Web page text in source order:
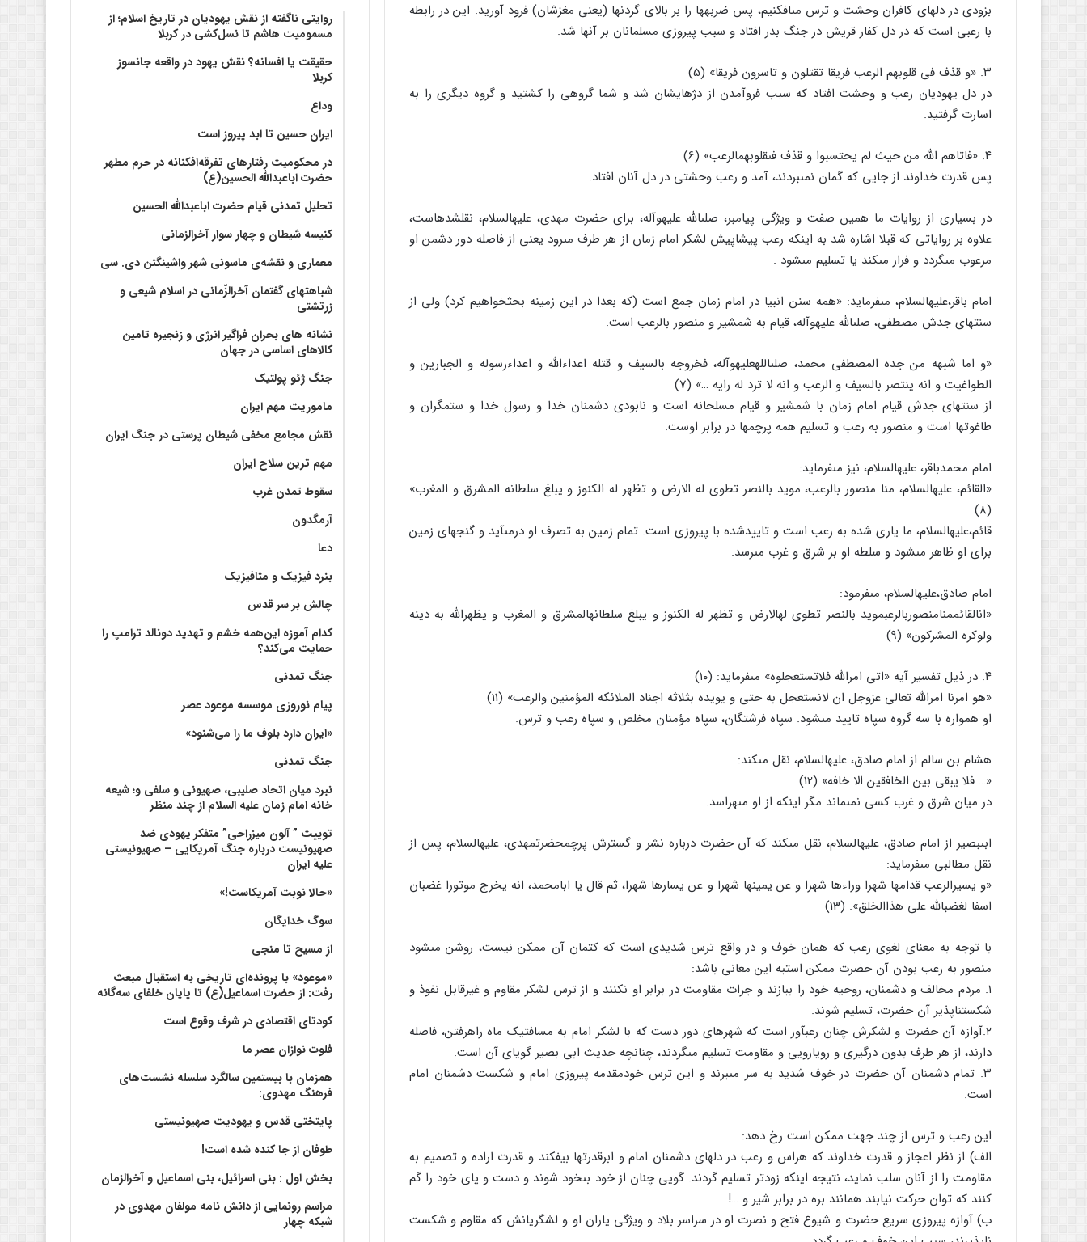
بزودى در دلهاى کافران وحشت و ترس مى‏افکنیم، پس ضربه‏ها را بر بالاى گردنها (یعنى مغزشان) فرود آورید. این در رابطه
با رعبى است که در دل کفار قریش در جنگ بدر افتاد و سبب پیروزى مسلمانان بر آنها شد.
۳. «و قذف فى قلوبهم الرعب فریقا تقتلون و تاسرون فریقا» (5)
در دل یهودیان رعب و وحشت افتاد که سبب فروآمدن از دژهایشان شد و شما گروهى را کشتید و گروه دیگرى را به
اسارت گرفتید.
۴. «فاتاهم الله من حیث لم یحتسبوا و قذف فى‏قلوبهم‏الرعب‏» (6)
پس قدرت خداوند از جایى که گمان نمى‏بردند، آمد و رعب وحشتى در دل آنان افتاد.
در بسیارى از روایات ما همین صفت و ویژگى پیامبر، صلى‏الله علیه‏وآله، براى حضرت مهدى، علیه‏السلام، نقل‏شده‏است،
علاوه بر روایاتى که قبلا اشاره شد به اینکه رعب پیشاپیش لشکر امام زمان از هر طرف مى‏رود یعنى از فاصله دور دشمن او
مرعوب مى‏گردد و فرار مى‏کند یا تسلیم مى‏شود .
امام باقر،علیه‏السلام، مى‏فرماید: «همه سنن انبیا در امام زمان جمع است (که بعدا در این زمینه بحث‏خواهیم کرد) ولى از
سنتهاى جدش مصطفى، صلى‏الله علیه‏وآله، قیام به شمشیر و منصور بالرعب است.
«و اما شبهه من جده المصطفى محمد، صلى‏الله‏علیه‏وآله، فخروجه بالسیف و قتله اعداءالله و اعداءرسوله و الجبارین و
الطواغیت و انه ینتصر بالسیف و الرعب و انه لا ترد له رایه …» (7)
از سنتهاى جدش قیام امام زمان با شمشیر و قیام مسلحانه است و نابودى دشمنان خدا و رسول خدا و ستمگران و
طاغوتها است و منصور به رعب و تسلیم همه پرچمها در برابر اوست.
امام محمدباقر، علیه‏السلام، نیز مى‏فرماید:
«القائم، علیه‏السلام، منا منصور بالرعب، موید بالنصر تطوى له الارض و تظهر له الکنوز و یبلغ سلطانه المشرق و المغرب‏»
(8)
قائم،علیه‏السلام، ما یارى شده به رعب است و تاییدشده با پیروزى است. تمام زمین به تصرف او درمى‏آید و گنجهاى زمین
براى او ظاهر مى‏شود و سلطه او بر شرق و غرب مى‏رسد.
امام صادق،علیه‏السلام، مى‏فرمود:
«ان‏القائم‏منامنصوربالرعب‏موید بالنصر تطوى له‏الارض و تظهر له الکنوز و یبلغ سلطانه‏المشرق و المغرب و یظهرالله به دینه
ولوکره المشرکون‏» (9)
۴. در ذیل تفسیر آیه «اتى امرالله فلاتستعجلوه‏» مى‏فرماید: (۱۰)
«هو امرنا امرالله تعالى عزوجل ان لانستعجل به حتى و یویده بثلاثه اجناد الملائکه المؤمنین والرعب‏» (11)
او همواره با سه گروه سپاه تایید مى‏شود. سپاه فرشتگان، سپاه مؤمنان مخلص و سپاه رعب و ترس.
هشام بن سالم از امام صادق، علیه‏السلام، نقل مى‏کند:
«… فلا یبقى بین الخافقین الا خافه‏» (12)
در میان شرق و غرب کسى نمى‏ماند مگر اینکه از او مى‏هراسد.
ابى‏بصیر از امام صادق، علیه‏السلام، نقل مى‏کند که آن حضرت درباره نشر و گسترش پرچم‏حضرت‏مهدى، علیه‏السلام، پس از
نقل مطالبى مى‏فرماید:
«و یسیرالرعب قدامها شهرا وراءها شهرا و عن یمینها شهرا و عن یسارها شهرا، ثم قال یا ابامحمد، انه یخرج موتورا غضبان
اسفا لغضب‏الله على هذاالخلق‏». (13)
با توجه به معناى لغوى رعب که همان خوف و در واقع ترس شدیدى است که کتمان آن ممکن نیست، روشن مى‏شود
منصور به رعب بودن آن حضرت ممکن است‏به این معانى باشد:
۱. مردم مخالف و دشمنان، روحیه خود را ببازند و جرات مقاومت در برابر او نکنند و از ترس لشکر مقاوم و غیرقابل نفوذ و
شکست‏ناپذیر آن حضرت، تسلیم شوند.
۲.آوازه آن حضرت و لشکرش چنان رعب‏آور است که شهرهاى دور دست که با لشکر امام به مسافت‏یک ماه راه‏رفتن، فاصله
دارند، از هر طرف بدون درگیرى و رویارویى و مقاومت تسلیم مى‏گردند، چنانچه حدیث ابى بصیر گویاى آن است.
۳. تمام دشمنان آن حضرت در خوف شدید به سر مى‏برند و این ترس خودمقدمه پیروزى امام و شکست دشمنان امام
است.
این رعب و ترس از چند جهت ممکن است رخ دهد:
الف) از نظر اعجاز و قدرت خداوند که هراس و رعب در دلهاى دشمنان امام و ابرقدرتها بیفکند و قدرت اراده و تصمیم به
مقاومت را از آنان سلب نماید، نتیجه اینکه زودتر تسلیم گردند. گویى چنان از خود بى‏خود شوند و دست و پاى خود را گم
کنند که توان حرکت نیابند همانند بره در برابر شیر و …!
ب) آوازه پیروزى سریع حضرت و شیوع فتح و نصرت او در سراسر بلاد و ویژگى یاران او و لشگریانش که مقاوم و شکست
روایتی ناگفته از نقش یهودیان در تاریخ اسلام؛ از
مسمومیت هاشم تا نسل‌کشی در کربلا
حقیقت یا افسانه؟‌ نقش یهود در واقعه جانسوز
کربلا
وداع
ایران حسین تا ابد پیروز است
در محکومیت رفتارهای تفرقه‌افکنانه در حرم مطهر
حضرت اباعبدالله الحسین(ع)
تحلیل تمدنی قیام حضرت اباعبدالله الحسین
کنیسه شیطان و چهار سوار آخرالزمانی
معماری و نقشه‌ی ماسونی شهر واشينگتن دی. سی
شباهتهای گفتمان آخر‌الزّمانی در اسلام شیعی و
زرتشتی
نشانه های بحران فراگیر انرژی و زنجیره تامین
کالاهای اساسی در جهان
جنگ ژئو پولتیک
ماموریت مهم ایران
نقش مجامع مخفی شیطان پرستی در جنگ ایران
مهم ترین سلاح ایران
سقوط تمدن غرب
آرمگدون
دعا
بنرد فیزیک و متافیزیک
چالش بر سر قدس
کدام آموزه این‌همه خشم و تهدید دونالد ترامپ را
حمایت می‌کند؟
جنگ تمدنی
پیام نوروزی موسسه موعود عصر
«ایران دارد بلوف ما را می‌شنود»
جنگ تمدنی
نبرد میان اتحاد صلیبی، صهیونی و سلفی و؛ شیعه
خانه امام زمان علیه السلام از چند منظر
توییت ” آلون میزراحی” متفکر یهودی ضد
صهیونیست درباره جنگ آمریکایی – صهیونیستی
علیه ایران
«حالا نوبت آمریکاست!»
سوگ خدایگان
از مسیح تا منجی
«موعود» با پرونده‌ای تاریخی به استقبال مبعث
رفت: از حضرت اسماعیل(ع) تا پایان خلفای سه‌گانه
کودتای اقتصادی در شرف وقوع است
فلوت نوازان عصر ما
همزمان با بیستمین سالگرد سلسله نشست‌های
فرهنگ مهدوی:‌
پایتختی قدس و یهودیت صهیونیستی
طوفان از جا کنده شده است!
بخش اول : بنی اسرائیل، بنی اسماعیل و آخرالزمان
مراسم رونمایی از دانش نامه مولفان مهدوی در
شبکه چهار